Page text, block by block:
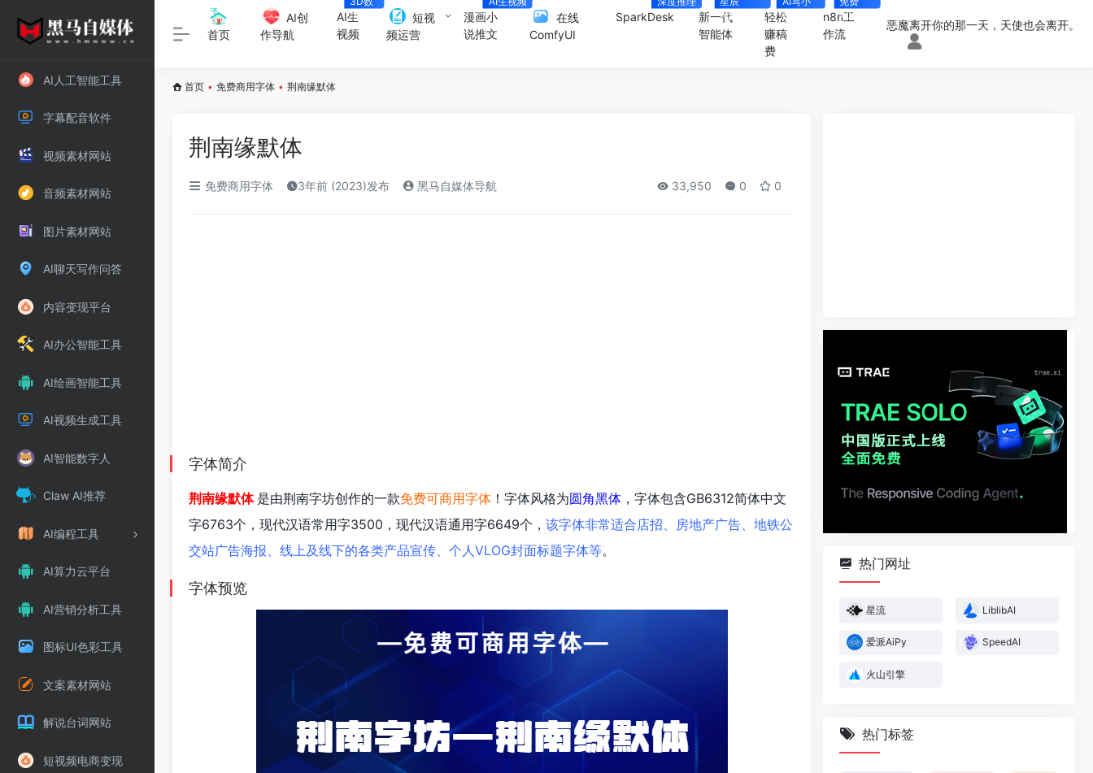
AI人工智能工具
字幕配音软件
视频素材网站
音频素材网站
图片素材网站
AI聊天写作问答
内容变现平台
AI办公智能工具
AI绘画智能工具
AI视频生成工具
AI智能数字人
Claw AI推荐
AI编程工具
AI算力云平台
AI营销分析工具
图标UI色彩工具
文案素材网站
解说台词网站
短视频电商变现
首页
AI创
作导航
AI生
视频
字人
短视
频运营
漫画小
说推文
在线
ComfyUI
SparkDesk
新一代
智能体
Agent
轻松
赚稿
费
说
n8n工
作流
4000+
恶魔离开你的那一天，天使也会离开。
首页 • 免费商用字体 • 荆南缘默体
荆南缘默体
免费商用字体 3年前 (2023)发布 黑马自媒体导航 33,950 0 0
字体简介
荆南缘默体 是由荆南字坊创作的一款免费可商用字体 ！字体风格为圆角黑体 ，字体包含GB6312简体中文
字6763个，现代汉语常用字3500，现代汉语通用字6649个， 该字体非常适合店招、房地产广告、地铁公
交站广告海报、线上及线下的各类产品宣传、个人VLOG封面标题字体等。
字体预览
热门网址
星流 LiblibAI
爱派AiPy SpeedAI
火山引擎
热门标签